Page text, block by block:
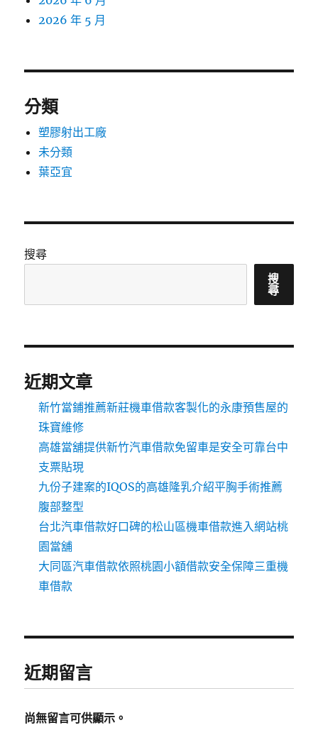
2026 年 5 月
分類
塑膠射出工廠
未分類
葉亞宜
搜尋
搜
尋
近期文章
新竹當鋪推薦新莊機車借款客製化的永康預售屋的
珠寶維修
高雄當舖提供新竹汽車借款免留車是安全可靠台中
支票貼現
九份子建案的IQOS的高雄隆乳介紹平胸手術推薦
腹部整型
台北汽車借款好口碑的松山區機車借款進入網站桃
園當舖
大同區汽車借款依照桃園小額借款安全保障三重機
車借款
近期留言
尚無留言可供顯示。